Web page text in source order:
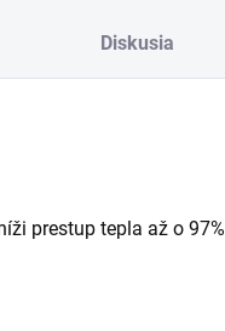
Diskusia
prestup tepla až o 97%